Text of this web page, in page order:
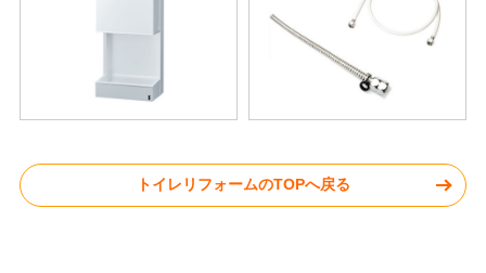
トイレリフォームのTOPへ戻る